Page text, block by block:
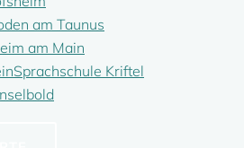
am Taunus
am Main
Sprachschule Kriftel